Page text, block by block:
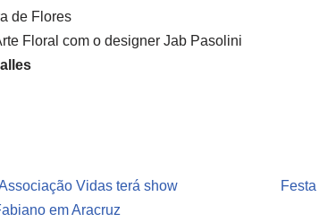
de Flores
Floral com o designer Jab Pasolini
Vidas terá show
em Aracruz